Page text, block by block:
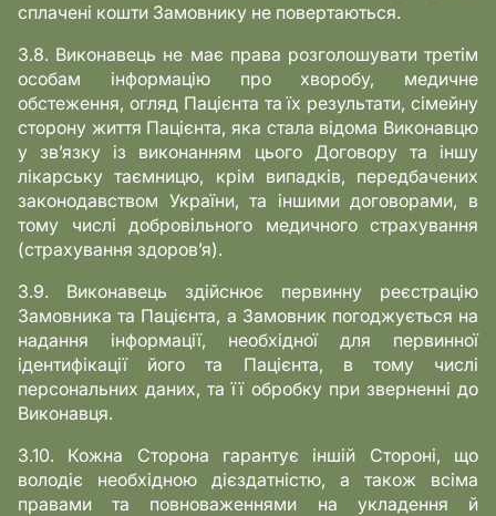
сплачені кошти Замовнику не повертаються.
3.8. Виконавець не має права розголошувати третім
особам інформацію про хворобу, медичне
обстеження, огляд Пацієнта та їх результати, сімейну
сторону життя Пацієнта, яка стала відома Виконавцю
у зв’язку із виконанням цього Договору та іншу
лікарську таємницю, крім випадків, передбачених
законодавством України, та іншими договорами, в
тому числі добровільного медичного страхування
(страхування здоров’я).
3.9. Виконавець здійснює первинну реєстрацію
Замовника та Пацієнта, а Замовник погоджується на
надання інформації, необхідної для первинної
ідентифікації його та Пацієнта, в тому числі
персональних даних, та її обробку при зверненні до
Виконавця.
3.10. Кожна Сторона гарантує іншій Стороні, що
володіє необхідною дієздатністю, а також всіма
правами та повноваженнями на укладення й